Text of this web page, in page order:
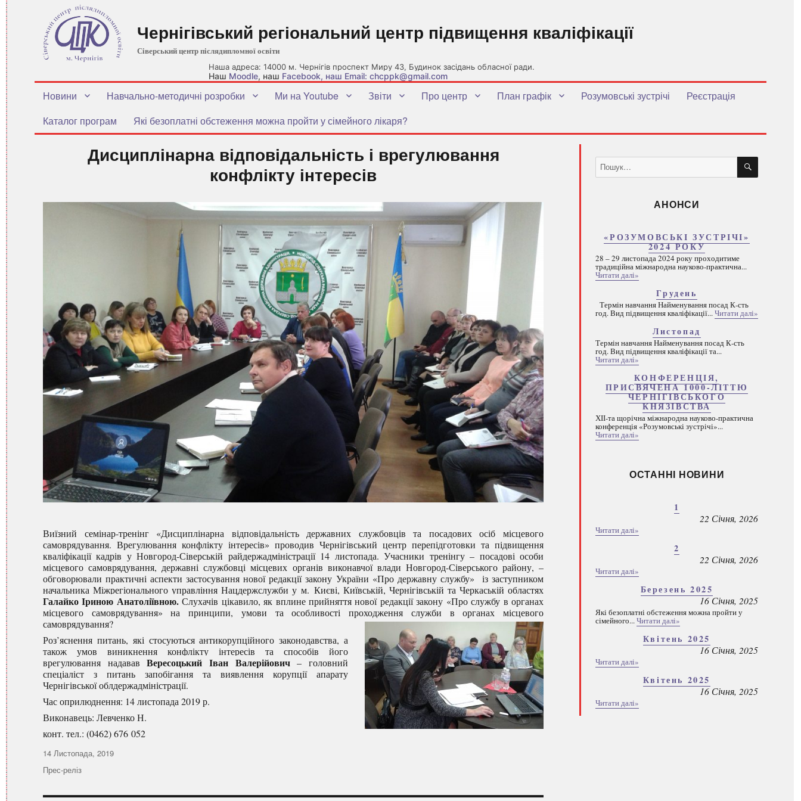
Наша адреса: 14000 м. Чернігів проспект Миру 43, Будинок засідань обласної ради.
Наш Moodle, наш Facebook, наш Email: chcppk@gmail.com
Чернігівський регіональний центр підвищення кваліфікації
Сіверський центр післядипломної освіти
Новини Навчально-методичні розробки Ми на Youtube Звіти Про центр План графік Розумовські зустрічі
Реєстрація
Каталог програм
Які безоплатні обстеження можна пройти у сімейного лікаря?
Дисциплінарна відповідальність і врегулювання
конфлікту інтересів
Виїзний семінар-тренінг «Дисциплінарна відповідальність державних службовців та посадових осіб місцевого
самоврядування. Врегулювання конфлікту інтересів» проводив Чернігівський центр перепідготовки та підвищення
кваліфікації кадрів у Новгород-Сіверській райдержадміністрації 14 листопада. Учасники тренінгу – посадові особи
місцевого самоврядування, державні службовці місцевих органів виконавчої влади Новгород-Сіверського району, –
обговорювали практичні аспекти застосування нової редакції закону України «Про державну службу» із заступником
начальника Міжрегіонального управління Нацдержслужби у м. Києві, Київській, Чернігівській та Черкаській областях
Галайко Іриною Анатоліївною.Слухачів цікавило, як вплине прийняття нової редакції закону «Про службу в органах
місцевого самоврядування» на принципи, умови та особливості проходження служби в органах місцевого
самоврядування?
Роз’яснення питань, які стосуються антикорупційного законодавства, а
також умов виникнення конфлікту інтересів та способів його
врегулювання надававВересоцький Іван Валерійович– головний
спеціаліст з питань запобігання та виявлення корупції апарату
Чернігівської облдержадміністрації.
Час оприлюднення: 14 листопада 2019 р.
Виконавець: Левченко Н.
конт. тел.: (0462) 676 052
Оприлюднено
14 Листопада, 2019
Категорії
Прес-реліз
Пошук
за
ШУКАТИ
АНОНСИ
«РОЗУМОВСЬКІ ЗУСТРІЧІ»
2024 РОКУ
28 – 29 листопада 2024 року проходитиме
традиційна міжнародна науково-практична...
Читати далі»
Грудень
Термін навчання Найменування посад К-сть
год. Вид підвищення кваліфікації...Читати далі»
Листопад
Термін навчання Найменування посад К-сть
год. Вид підвищення кваліфікації та...
Читати далі»
КОНФЕРЕНЦІЯ,
ПРИСВЯЧЕНА 1000-ЛІТТЮ
ЧЕРНІГІВСЬКОГО
КНЯЗІВСТВА
ХІІ-та щорічна міжнародна науково-практична
конференція «Розумовські зустрічі»...
Читати далі»
ОСТАННІ НОВИНИ
1
22 Січня, 2026
Читати далі»
2
22 Січня, 2026
Читати далі»
Березень 2025
16 Січня, 2025
Які безоплатні обстеження можна пройти у
сімейного...Читати далі»
Квітень 2025
16 Січня, 2025
Читати далі»
Квітень 2025
16 Січня, 2025
Читати далі»